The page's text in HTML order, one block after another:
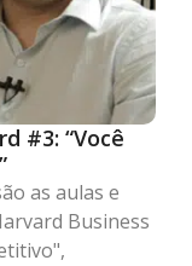
#3: “Você
as aulas e
Business